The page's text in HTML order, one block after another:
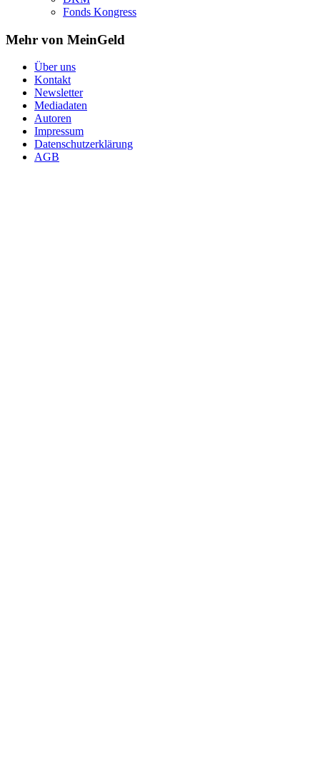
Fonds Kongress
Mehr von MeinGeld
Über uns
Kontakt
Newsletter
Mediadaten
Autoren
Impressum
Datenschutzerklärung
AGB